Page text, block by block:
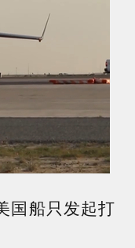
国船只发起打